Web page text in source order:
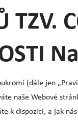
TZV.
(dále jen
naše Webové
k dispozici, a jak